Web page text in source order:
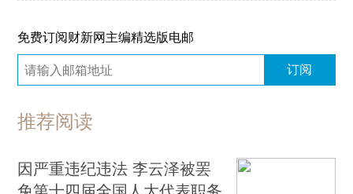
免费订阅财新网主编精选版电邮
订阅
推荐阅读
因严重违纪违法 李云泽被罢